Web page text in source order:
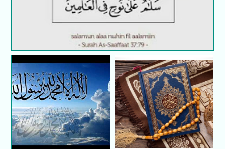
Sebuah
penerbangan...Bersedia
kah kita??
Sepuluh Wasiat
Rasulullah SAW